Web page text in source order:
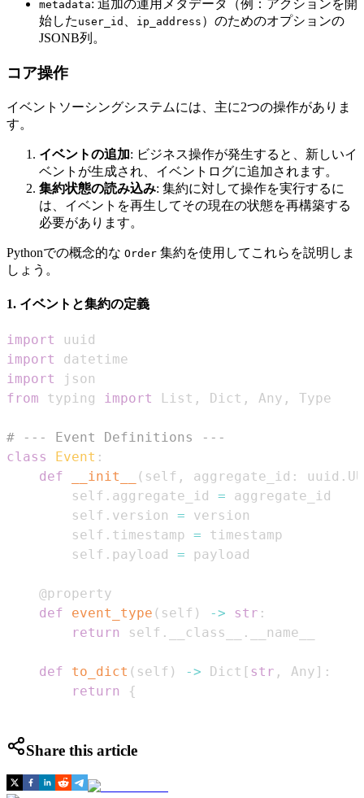
metadata: 追加の運用メタデータ（例：アクションを開
始した user_id ip_address ）のためのオプションの
JSONB列。
コア操作
イベントソーシングシステムには、主に2つの操作がありま
す。
イベントの追加: ビジネス操作が発生すると、新しいイ
ベントが生成され、イベントログに追加されます。
集約状態の読み込み: 集約に対して操作を実行するに
は、イベントを再生してその現在の状態を再構築する
必要があります。
Pythonでの概念的な Order 集約を使用してこれらを説明しま
しょう。
1. イベントと集約の定義
import
import
import
from typing import List , Dict , Any ,
# --- Event Definitions ---
class
Event :
def
__init__ ( self , aggregate_id : uuid .
        self
. aggregate_id =
        self
. version =
        self
. timestamp =
        self
. payload =
@property
def
event_type ( self ) -> str :
return
self . __class__ .
def to_dict ( self ) -> Dict [ str , Any ] :
return
{
Share this article